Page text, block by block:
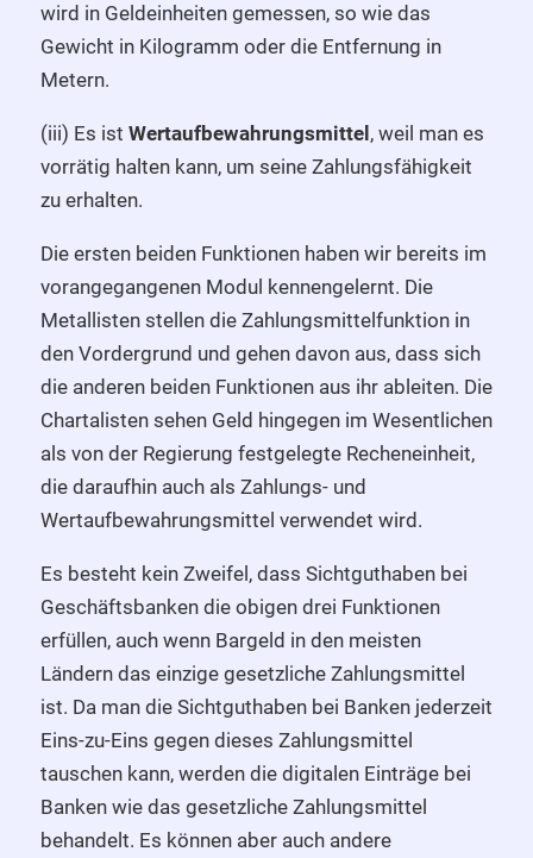
wird in Geldeinheiten gemessen, so wie das
Gewicht in Kilogramm oder die Entfernung in
Metern.
(iii) Es ist Wertaufbewahrungsmittel , weil man es
vorrätig halten kann, um seine Zahlungsfähigkeit
zu erhalten.
Die ersten beiden Funktionen haben wir bereits im
vorangegangenen Modul kennengelernt. Die
Metallisten stellen die Zahlungsmittelfunktion in
den Vordergrund und gehen davon aus, dass sich
die anderen beiden Funktionen aus ihr ableiten. Die
Chartalisten sehen Geld hingegen im Wesentlichen
als von der Regierung festgelegte Recheneinheit,
die daraufhin auch als Zahlungs- und
Wertaufbewahrungsmittel verwendet wird.
Es besteht kein Zweifel, dass Sichtguthaben bei
Geschäftsbanken die obigen drei Funktionen
erfüllen, auch wenn Bargeld in den meisten
Ländern das einzige gesetzliche Zahlungsmittel
ist. Da man die Sichtguthaben bei Banken jederzeit
Eins-zu-Eins gegen dieses Zahlungsmittel
tauschen kann, werden die digitalen Einträge bei
Banken wie das gesetzliche Zahlungsmittel
behandelt. Es können aber auch andere